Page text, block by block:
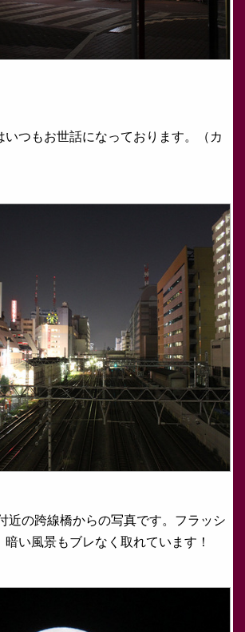
いつもお世話になっております。（カ
近の跨線橋からの写真です。フラッシ
暗い風景もブレなく取れています！